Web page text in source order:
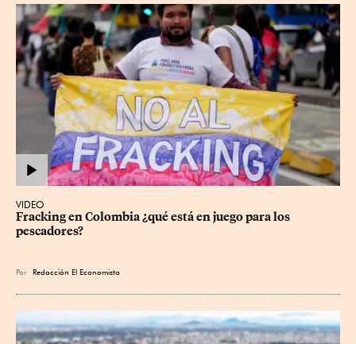
VIDEO
Fracking en Colombia ¿qué está en juego para los
pescadores?
Por Redacción El Economista